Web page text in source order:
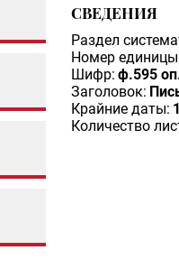
СВЕДЕНИЯ
Раздел
Номер единицы
Шифр: ф.595
Заголовок:
Крайние даты:
Количество